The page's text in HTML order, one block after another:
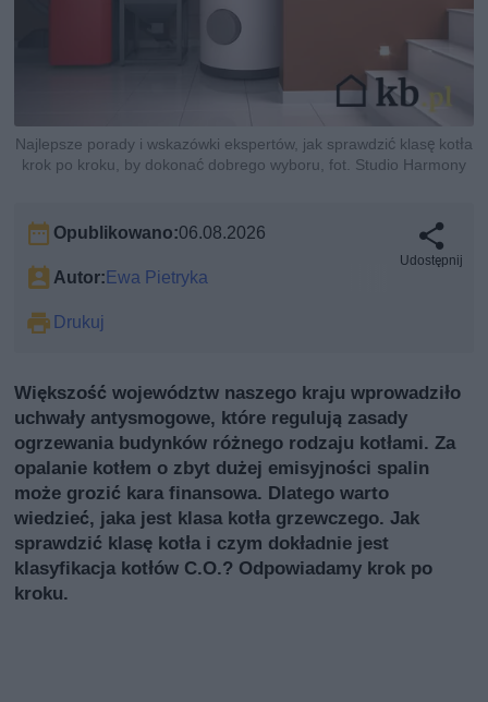
Najlepsze porady i wskazówki ekspertów, jak sprawdzić klasę kotła
krok po kroku, by dokonać dobrego wyboru, fot. Studio Harmony
Opublikowano:06.08.2026
Autor: Ewa Pietryka
Drukuj
Udostępnij
Większość województw naszego kraju wprowadziło
uchwały antysmogowe, które regulują zasady
ogrzewania budynków różnego rodzaju kotłami. Za
opalanie kotłem o zbyt dużej emisyjności spalin
może grozić kara finansowa. Dlatego warto
wiedzieć, jaka jest klasa kotła grzewczego. Jak
sprawdzić klasę kotła i czym dokładnie jest
klasyfikacja kotłów C.O.? Odpowiadamy krok po
kroku.